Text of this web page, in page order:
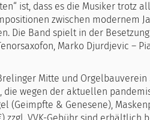
ist, dass es die Musiker trotz
zwischen modernem
Die Band spielt in der
Marko Djurdjevic –
Mitte und Orgelbauverein
die wegen der aktuellen
(Geimpfte & Genesene),